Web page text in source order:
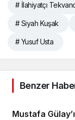
# İlahiyatçı
# Siyah Kuşak
# Yusuf Usta
Benzer
Mustafa